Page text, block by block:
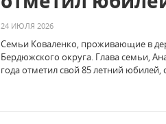
24 ИЮЛЯ 2026
Семьи Коваленко, проживающие в
Бердюжского округа. Глава семьи,
года отметил свой 85 летний